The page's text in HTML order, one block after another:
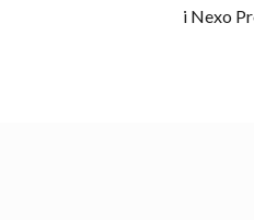
i Nexo